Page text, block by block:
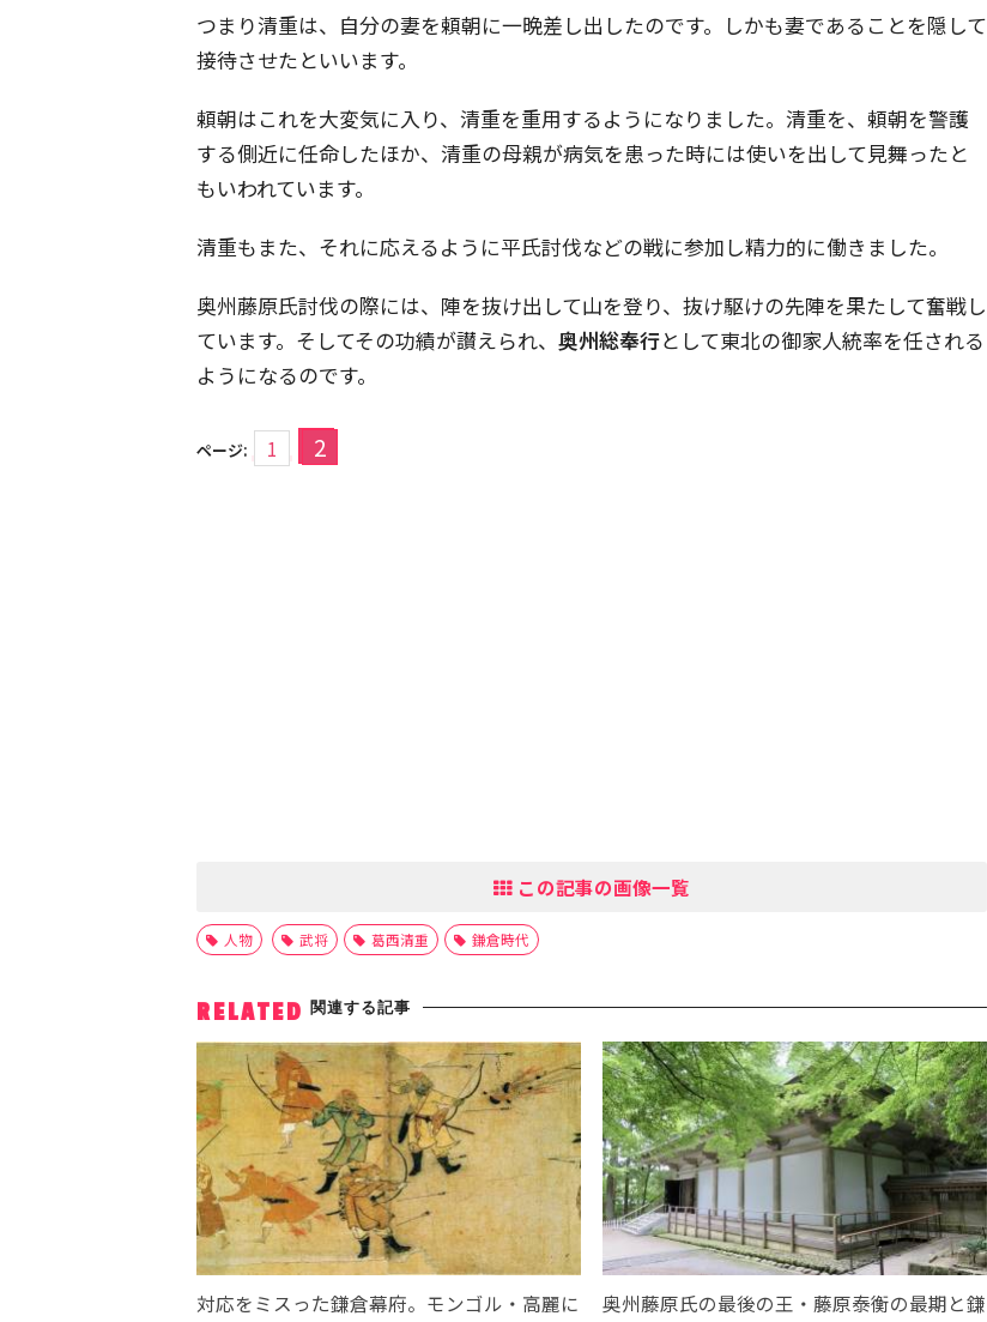
つまり清重は、自分の妻を頼朝に一晩差し出したのです。しかも妻であることを隠して
接待させたといいます。
頼朝はこれを大変気に入り、清重を重用するようになりました。清重を、頼朝を警護
する側近に任命したほか、清重の母親が病気を患った時には使いを出して見舞ったと
もいわれています。
清重もまた、それに応えるように平氏討伐などの戦に参加し精力的に働きました。
奥州藤原氏討伐の際には、陣を抜け出して山を登り、抜け駆けの先陣を果たして奮戦し
ています。そしてその功績が讃えられ、 奥州総奉行として東北の御家人統率を任される
ようになるのです。
ページ: 1 2
この記事の画像一覧
人物 武将 葛西清重 鎌倉時代
RELATED 関連する記事
対応をミスった鎌倉幕府。モンゴル・高麗に
奥州藤原氏の最後の王・藤原泰衡の最期と鎌